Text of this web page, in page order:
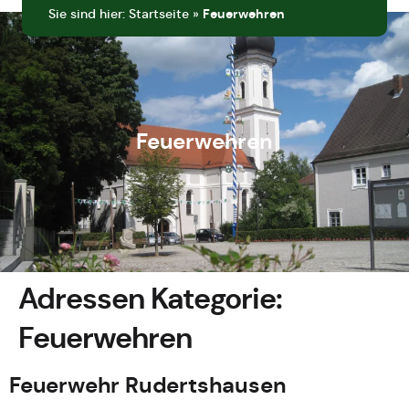
Sie sind hier: Startseite » Feuerwehren
Feuerwehren
Adressen Kategorie:
Feuerwehren
Feuerwehr Rudertshausen